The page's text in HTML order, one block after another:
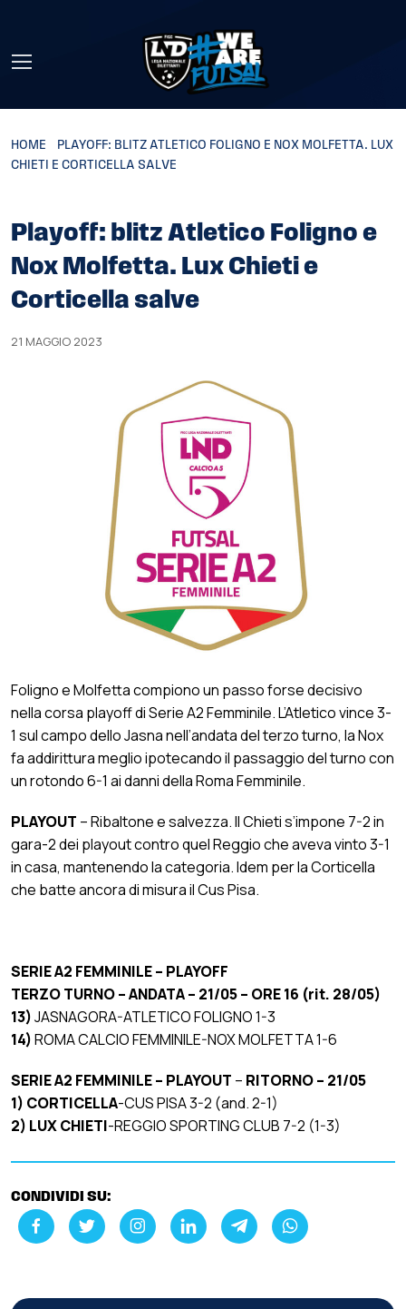
HOME
PLAYOFF: BLITZ ATLETICO FOLIGNO E NOX MOLFETTA. LUX
CHIETI E CORTICELLA SALVE
Playoff: blitz Atletico Foligno e
Nox Molfetta. Lux Chieti e
Corticella salve
21 MAGGIO 2023
Foligno e Molfetta compiono un passo forse decisivo
nella corsa playoff di Serie A2 Femminile. L’Atletico vince 3-
1 sul campo dello Jasna nell’andata del terzo turno, la Nox
fa addirittura meglio ipotecando il passaggio del turno con
un rotondo 6-1 ai danni della Roma Femminile.
PLAYOUT – Ribaltone e salvezza. Il Chieti s’impone 7-2 in
gara-2 dei playout contro quel Reggio che aveva vinto 3-1
in casa, mantenendo la categoria. Idem per la Corticella
che batte ancora di misura il Cus Pisa.
SERIE A2 FEMMINILE – PLAYOFF
TERZO TURNO – ANDATA – 21/05 – ORE 16 (rit. 28/05)
13)JASNAGORA-ATLETICO FOLIGNO 1-3
14)ROMA CALCIO FEMMINILE-NOX MOLFETTA 1-6
SERIE A2 FEMMINILE – PLAYOUT – RITORNO – 21/05
1) CORTICELLA-CUS PISA 3-2 (and. 2-1)
2) LUX CHIETI-REGGIO SPORTING CLUB 7-2 (1-3)
CONDIVIDI SU: